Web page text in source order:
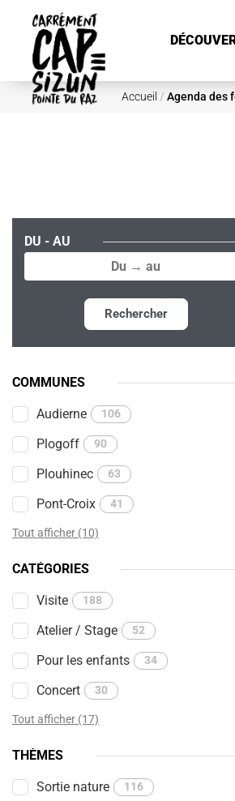
Aller au contenu principal
Accueil / Agenda des
DU - AU
Rechercher
COMMUNES
Audierne 106
Plogoff 90
Plouhinec 63
Pont-Croix 41
Tout afficher (10)
CATÉGORIES
Visite 188
Atelier / Stage 52
Pour les enfants 34
Concert 30
Tout afficher (17)
THÈMES
Sortie nature 116